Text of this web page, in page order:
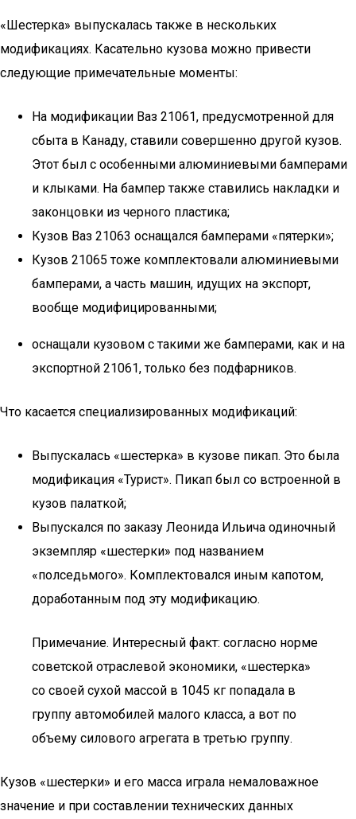
«Шестерка» выпускалась также в нескольких
модификациях. Касательно кузова можно привести
следующие примечательные моменты:
На модификации Ваз 21061, предусмотренной для
сбыта в Канаду, ставили совершенно другой кузов.
Этот был с особенными алюминиевыми бамперами
и клыками. На бампер также ставились накладки и
законцовки из черного пластика;
Кузов Ваз 21063 оснащался бамперами «пятерки»;
Кузов 21065 тоже комплектовали алюминиевыми
бамперами, а часть машин, идущих на экспорт,
вообще модифицированными;
оснащали кузовом с такими же бамперами, как и на
экспортной 21061, только без подфарников.
Что касается специализированных модификаций:
Выпускалась «шестерка» в кузове пикап. Это была
модификация «Турист». Пикап был со встроенной в
кузов палаткой;
Выпускался по заказу Леонида Ильича одиночный
экземпляр «шестерки» под названием
«полседьмого». Комплектовался иным капотом,
доработанным под эту модификацию.
Примечание. Интересный факт: согласно норме
советской отраслевой экономики, «шестерка»
со своей сухой массой в 1045 кг попадала в
группу автомобилей малого класса, а вот по
объему силового агрегата в третью группу.
Кузов «шестерки» и его масса играла немаловажное
значение и при составлении технических данных